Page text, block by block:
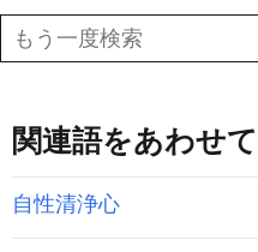
関連語をあわせ
自性清浄心